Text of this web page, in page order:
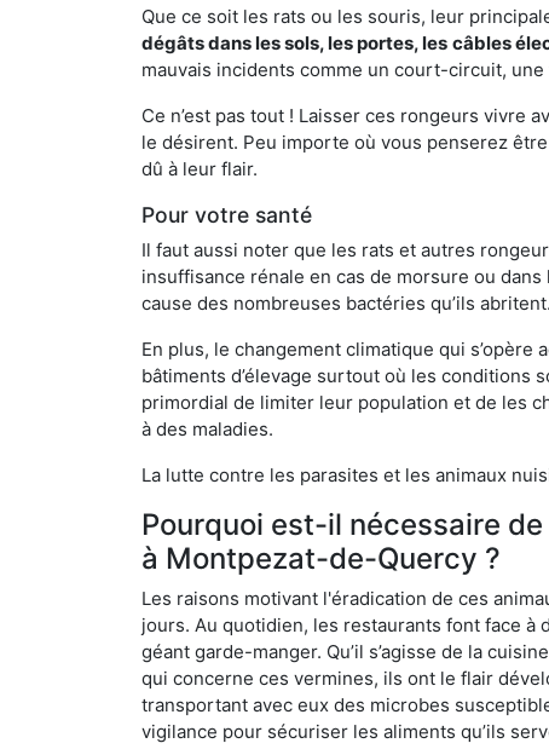
Que ce soit les rats ou les souris, leur
dégâts dans les sols, les portes, les câbles
mauvais incidents comme un court-circuit,
Ce n’est pas tout ! Laisser ces rongeurs vivre
le désirent. Peu importe où vous penserez
dû à leur flair.
Pour votre santé
Il faut aussi noter que les rats et autres
insuffisance rénale en cas de morsure ou
cause des nombreuses bactéries qu’ils abritent.
En plus, le changement climatique qui
bâtiments d’élevage surtout où les conditions
primordial de limiter leur population et de les
à des maladies.
La lutte contre les parasites et les animaux
Pourquoi est-il nécessaire
à Montpezat-de-Quercy ?
Les raisons motivant l'éradication de ces
jours. Au quotidien, les restaurants font face à
géant garde-manger. Qu’il s’agisse de la
qui concerne ces vermines, ils ont le flair
transportant avec eux des microbes
vigilance pour sécuriser les aliments qu’ils